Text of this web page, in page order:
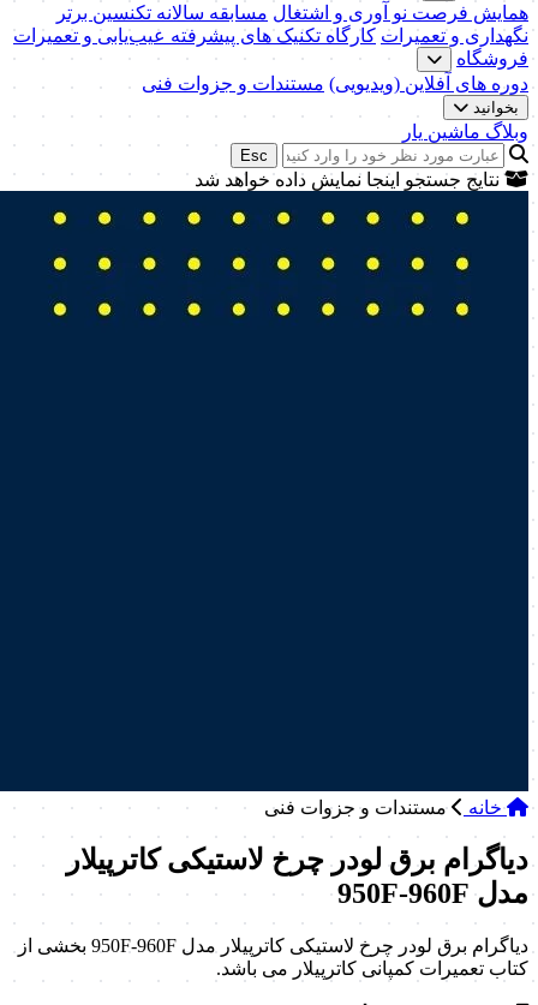
همایش فرصت نو آوری و اشتغال مسابقه سالانه تکنسین برتر
نگهداری و تعمیرات کارگاه تکنیک‌ های پیشرفته عیب‌یابی و تعمیرات
فروشگاه
دوره های آفلاین (ویدیویی) مستندات و جزوات فنی
بخوانید
وبلاگ ماشین یار
Esc
نتایج جستجو اینجا نمایش داده خواهد شد
خانه مستندات و جزوات فنی
دیاگرام برق لودر چرخ لاستیکی کاترپیلار
مدل 950F-960F
دیاگرام برق لودر چرخ لاستیکی کاترپیلار مدل 950F-960F بخشی از
کتاب تعمیرات کمپانی کاترپیلار می باشد.